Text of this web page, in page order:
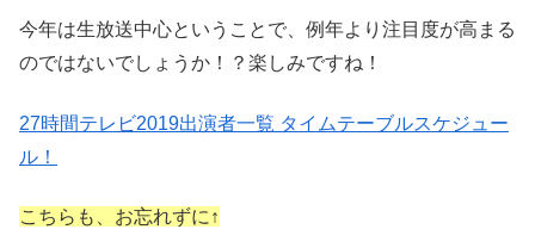
今年は生放送中心ということで、例年より注目度が高まる
のではないでしょうか！？楽しみですね！
27時間テレビ2019出演者一覧 タイムテーブルスケジュー
ル！
こちらも、お忘れずに↑